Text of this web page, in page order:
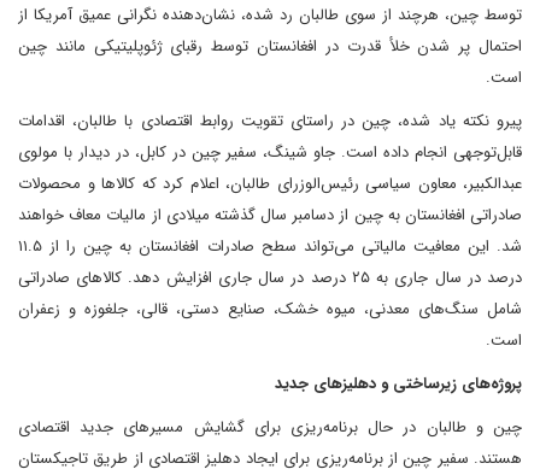
توسط چین، هرچند از سوی طالبان رد شده، نشان‌دهنده نگرانی عمیق آمریکا از
احتمال پر شدن خلأ قدرت در افغانستان توسط رقبای ژئوپلیتیکی مانند چین
است.
پیرو نکته یاد شده، چین در راستای تقویت روابط اقتصادی با طالبان، اقدامات
قابل‌توجهی انجام داده است. جاو شینگ، سفیر چین در کابل، در دیدار با مولوی
عبدالکبیر، معاون سیاسی رئیس‌الوزرای طالبان، اعلام کرد که کالاها و محصولات
صادراتی افغانستان به چین از دسامبر سال گذشته میلادی از مالیات معاف خواهند
شد. این معافیت مالیاتی می‌تواند سطح صادرات افغانستان به چین را از ۱۱.۵
درصد در سال جاری به ۲۵ درصد در سال جاری افزایش دهد. کالاهای صادراتی
شامل سنگ‌های معدنی، میوه خشک، صنایع دستی، قالی، جلغوزه و زعفران
است.
پروژه‌های زیرساختی و دهلیزهای جدید
چین و طالبان در حال برنامه‌ریزی برای گشایش مسیرهای جدید اقتصادی
هستند. سفیر چین از برنامه‌ریزی برای ایجاد دهلیز اقتصادی از طریق تاجیکستان